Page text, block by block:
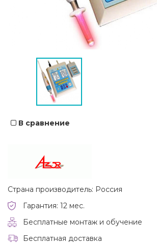
В сравнение
Страна производитель: Россия
Гарантия: 12 мес.
Бесплатные монтаж и обучение
Бесплатная доставка